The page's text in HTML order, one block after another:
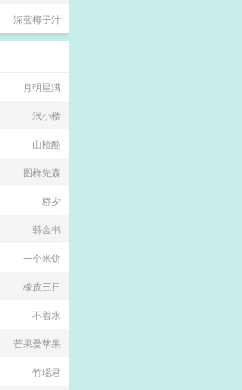
深蓝椰子汁
月明星满
泯小楼
山楂酪
图样先森
桥夕
韩金书
一个米饼
橡皮三日
不着水
芒果爱苹果
竹瑶君